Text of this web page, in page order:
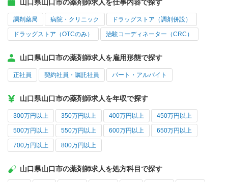
山口県山口市の薬剤師求人を仕事内容で探す
調剤薬局 病院・クリニック ドラッグストア（調剤併設）
ドラッグストア（OTCのみ） 治験コーディネーター（CRC）
山口県山口市の薬剤師求人を雇用形態で探す
正社員 契約社員・嘱託社員 パート・アルバイト
山口県山口市の薬剤師求人を年収で探す
300万円以上 350万円以上 400万円以上 450万円以上
500万円以上 550万円以上 600万円以上 650万円以上
700万円以上 800万円以上
山口県山口市の薬剤師求人を処方科目で探す